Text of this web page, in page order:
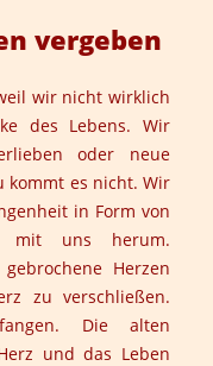
vergeben
wir nicht wirklich
des Lebens. Wir
oder neue
kommt es nicht. Wir
in Form von
mit uns herum.
Herzen
zu verschließen.
Die alten
und das Leben